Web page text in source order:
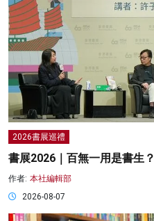
2026書展巡禮
書展2026｜百無一用是書生？
作者: 本社編輯部
2026-08-07